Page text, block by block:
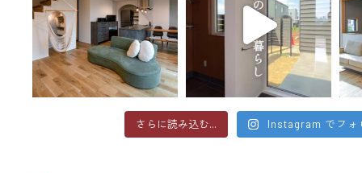
さらに読み込む... Instagram でフォ